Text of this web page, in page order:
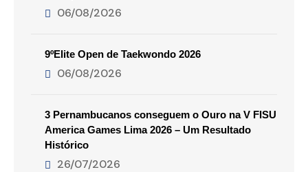
06/08/2026
9ºElite Open de Taekwondo 2026
06/08/2026
3 Pernambucanos conseguem o Ouro na V FISU
America Games Lima 2026 – Um Resultado
Histórico
26/07/2026